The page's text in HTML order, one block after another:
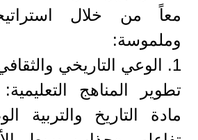
معاً من خلال
وملموسة:
​1. الوعي التاريخي والثقافي
​تطوير المناهج
مادة التاريخ والتربية